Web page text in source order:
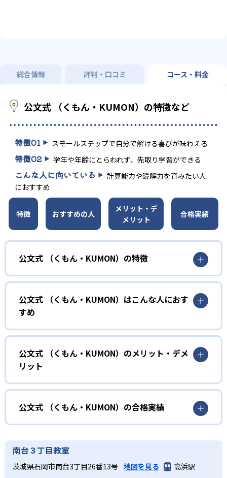
総合情報 評判・口コミ コース・料金
公文式 （くもん・KUMON）の特徴など
特徴01 スモールステップで自分で解ける喜びが味わえる
特徴02 学年や年齢にとらわれず、先取り学習ができる
こんな人に向いている
計算能力や読解力を育みたい人
におすすめ
特徴 おすすめの人
メリット・デ
メリット
合格実績
公文式 （くもん・KUMON）の特徴
01
無学年式の学力別学習
KUMONでは、年齢や学年にとらわれずに、一人ひとりの学
力に応じたレベルから学習を始めている。
確実に100点が取れるレベルから少しずつ難易度を上げてい
しさを経験できる。
KUMONの教材は、簡単な問題から高度な問題へと、スモー
ルステップで進んでいけるよう工夫されている。このスタ
イルは子どもの学習意欲をかき立てるため、教えてもらう
という受け身の姿勢ではなく、自ら進んで学ぶ姿勢を身に
つけられるだろう。
また、自学学習スタイルで学ぶ子どもたちは、自らの学習
課題に気がつくようになる。学年を超えた範囲も学習でき
公文式 （くもん・KUMON）はこんな人におす
すめ
幼児
小学校に入る準備をしたい幼児向け
KUMONでは細かいステップに分かれた教材で、わかる楽し
さを経験しながら無理なく力を高めていける。
性格や学習への取り組み姿勢に合わせて内容も調整するた
め、小学校に入ってもつまずきにくい学力を身につけられ
るだろう。
中学に向けて苦手教科を克服したい子ども向け
KUMONでは経験豊富な先生が、子どものやる気を引き出せ
公文式 （くもん・KUMON）のメリット・デメ
リット
どんなメリットがある？
KUMONでは自学自習スタイルで勉強するため、集中力や目
標に向かって頑張りやり抜く力を育むことができる。ま
た、年齢や学年にとらわれずに自分の学力に相応したレベ
ルから学習できるため、難しすぎてやる気を損ねたり、簡
単すぎて退屈することもない。
どんなデメリットがある？
公文式 （くもん・KUMON）の合格実績
KUMONは、公式サイトでは合格実績は公開していない。志
望校への実績があるかどうかは、通う予定の教室に問い合
わせたい。
南台３丁目教室
茨城県石岡市南台3丁目26番13号 地図を見る
高浜駅